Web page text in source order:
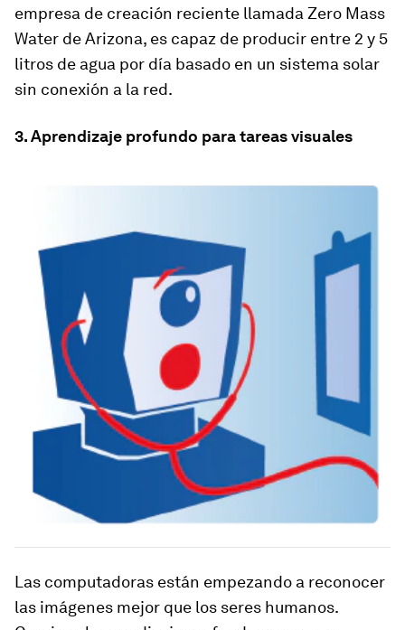
empresa de creación reciente llamada Zero Mass
Water de Arizona, es capaz de producir entre 2 y 5
litros de agua por día basado en un sistema solar
sin conexión a la red.
3. Aprendizaje profundo para tareas visuales
Las computadoras están empezando a reconocer
las imágenes mejor que los seres humanos.